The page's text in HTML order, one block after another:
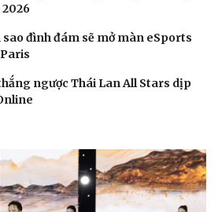
2026
sao đình đám sẽ mở màn eSports
ngược Thái Lan All Stars dịp